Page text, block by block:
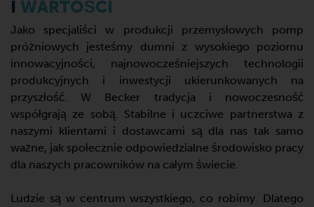
I WARTOŚCI
Jako specjaliści w produkcji przemysłowych pomp
próżniowych jesteśmy dumni z wysokiego poziomu
innowacyjności, najnowocześniejszych technologii
produkcyjnych i inwestycji ukierunkowanych na
przyszłość. W Becker tradycja i nowoczesność
współgrają ze sobą. Stabilne i uczciwe partnerstwa z
naszymi klientami i dostawcami są dla nas tak samo
ważne, jak społecznie odpowiedzialne środowisko pracy
dla naszych pracowników na całym świecie.
Ludzie są w centrum wszystkiego, co robimy. Dlatego